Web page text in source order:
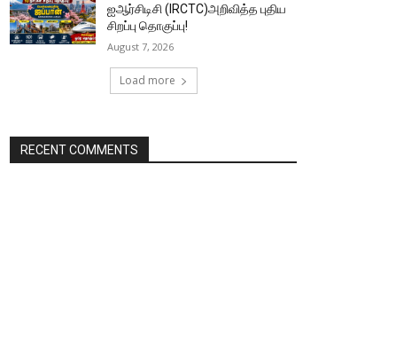
ஐஆர்சிடிசி (IRCTC)அறிவித்த புதிய
சிறப்பு தொகுப்பு!
August 7, 2026
Load more
RECENT COMMENTS